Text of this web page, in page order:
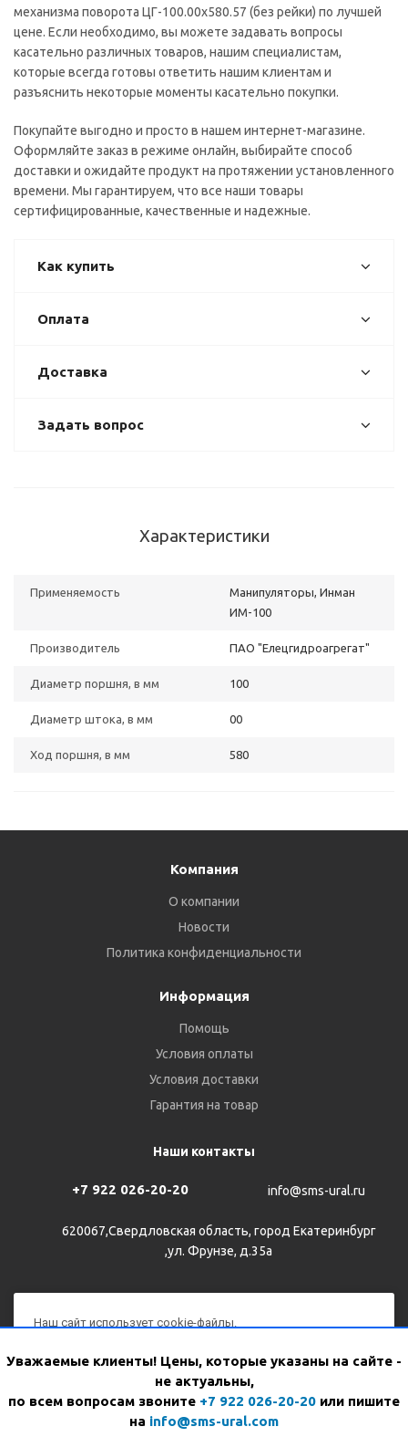
механизма поворота ЦГ-100.00х580.57 (без рейки) по лучшей
цене. Если необходимо, вы можете задавать вопросы
касательно различных товаров, нашим специалистам,
которые всегда готовы ответить нашим клиентам и
разъяснить некоторые моменты касательно покупки.
Покупайте выгодно и просто в нашем интернет-магазине.
Оформляйте заказ в режиме онлайн, выбирайте способ
доставки и ожидайте продукт на протяжении установленного
времени. Мы гарантируем, что все наши товары
сертифицированные, качественные и надежные.
Как купить
Оплата
Доставка
Задать вопрос
Характеристики
Применяемость
Манипуляторы, Инман
ИМ-100
Производитель ПАО "Елецгидроагрегат"
Диаметр поршня, в мм 100
Диаметр штока, в мм 00
Ход поршня, в мм 580
Компания
О компании
Новости
Политика конфиденциальности
Информация
Помощь
Условия оплаты
Условия доставки
Гарантия на товар
Наши контакты
+7 922 026-20-20 info@sms-ural.ru
620067,Свердловская область, город Екатеринбург
,ул. Фрунзе, д.35а
Версия для печати
Наш сайт использует cookie-файлы.
обработку персональных данных с использованием Яндекс
Метрики в соответствии сполитикой конфиденциальности
Уважаемые клиенты! Цены, которые указаны на сайте -
не актуальны,
по всем вопросам звоните +7 922 026-20-20 или пишите
на info@sms-ural.com